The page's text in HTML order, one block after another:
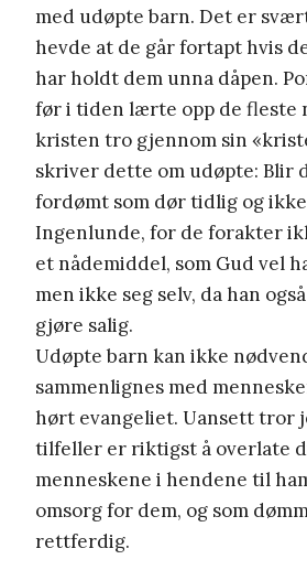
med udøpte barn. Det er
hevde at de går fortapt hvis
har holdt dem unna dåpen.
før i tiden lærte opp de fleste
kristen tro gjennom sin
skriver dette om udøpte: Blir
fordømt som dør tidlig og
Ingenlunde, for de forakter
et nådemiddel, som Gud vel
men ikke seg selv, da han
gjøre salig.
Udøpte barn kan ikke
sammenlignes med
hørt evangeliet. Uansett tror
tilfeller er riktigst å overlate
menneskene i hendene til
omsorg for dem, og som
rettferdig.